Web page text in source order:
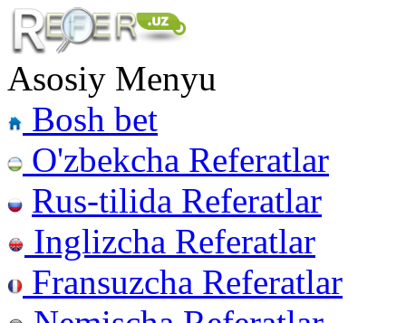
Asosiy Menyu
Bosh bet
O'zbekcha Referatlar
Rus-tilida Referatlar
Inglizcha Referatlar
Fransuzcha Referatlar